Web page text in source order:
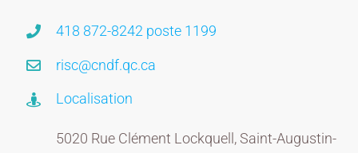
418 872-8242 poste 1199
risc@cndf.qc.ca
Localisation
5020 Rue Clément Lockquell, Saint-Augustin-